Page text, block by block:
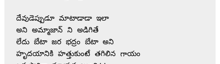
దేవుడెప్పుడూ మాటాడాడా ఇలా
అని అమ్మాజాన్ ని అడిగితే
లేదు బేటా జర భద్రం బేటా అని
హృదయానికి‌ హత్తుకుంటే తగిలిన గాయం